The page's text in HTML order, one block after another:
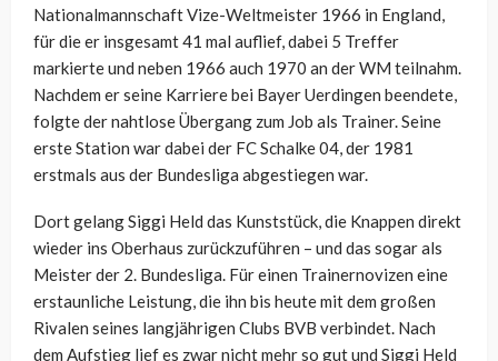
Nationalmannschaft Vize-Weltmeister 1966 in England,
für die er insgesamt 41 mal auflief, dabei 5 Treffer
markierte und neben 1966 auch 1970 an der WM teilnahm.
Nachdem er seine Karriere bei Bayer Uerdingen beendete,
folgte der nahtlose Übergang zum Job als Trainer. Seine
erste Station war dabei der FC Schalke 04, der 1981
erstmals aus der Bundesliga abgestiegen war.
Dort gelang Siggi Held das Kunststück, die Knappen direkt
wieder ins Oberhaus zurückzuführen – und das sogar als
Meister der 2. Bundesliga. Für einen Trainernovizen eine
erstaunliche Leistung, die ihn bis heute mit dem großen
Rivalen seines langjährigen Clubs BVB verbindet. Nach
dem Aufstieg lief es zwar nicht mehr so gut und Siggi Held